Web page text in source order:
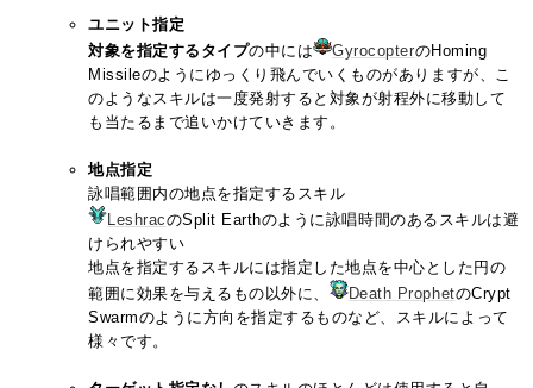
ユニット指定
対象を指定するタイプの中には GyrocopterのHoming
Missileのようにゆっくり飛んでいくものがありますが、こ
のようなスキルは一度発射すると対象が射程外に移動して
も当たるまで追いかけていきます。
地点指定
詠唱範囲内の地点を指定するスキル
LeshracのSplit Earthのように詠唱時間のあるスキルは避
けられやすい
地点を指定するスキルには指定した地点を中心とした円の
範囲に効果を与えるもの以外に、
Death ProphetのCrypt
Swarmのように方向を指定するものなど、スキルによって
様々です。